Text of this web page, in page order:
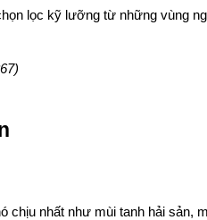
lọc kỹ lưỡng từ những vùng
chịu nhất như mùi tanh hải sản,